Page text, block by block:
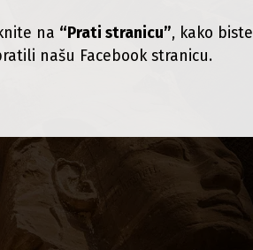
na “Prati stranicu”, kako biste
našu Facebook stranicu.